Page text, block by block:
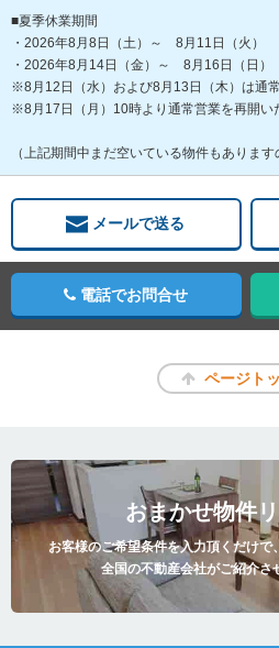
■夏季休業期間
・2026年8月8日（土）～ 8月11日（火）
・2026年8月14日（金）～ 8月16日（日）
※8月12日（水）および8月13日（木）は通常
※8月17日（月）10時より通常営業を再開い
（上記期間中まだ空いている物件もあります
メールで送る
電話でお問合せ
ページト
おまかせ物件
お客様のご希望条件を入力頂くだけ
全国の不動産会社がご紹介さ